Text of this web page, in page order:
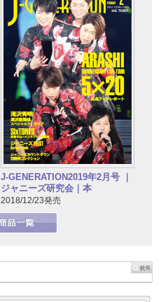
J-GENERATION2019年2月号 ｜
ジャニーズ研究会｜本
2018/12/23発売